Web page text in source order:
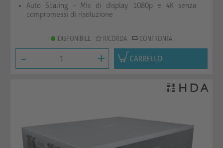
Auto Scaling - Mix di display 1080p e 4K senza
compromessi di risoluzione
DISPONIBILE RICORDA CONFRONTA
- + CARRELLO